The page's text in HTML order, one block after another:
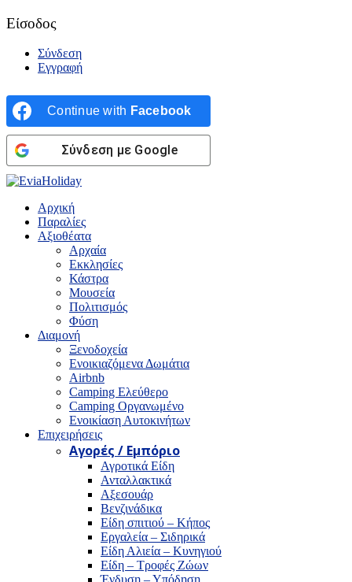
Είσοδος
Σύνδεση
Εγγραφή
Continue with Facebook
Σύνδεση με Google
Αρχική
Παραλίες
Αξιοθέατα
Αρχαία
Εκκλησίες
Κάστρα
Μουσεία
Πολιτισμός
Φύση
Διαμονή
Ξενοδοχεία
Ενοικιαζόμενα Δωμάτια
Airbnb
Camping Ελεύθερο
Camping Οργανωμένο
Ενοικίαση Αυτοκινήτων
Επιχειρήσεις
Αγορές / Εμπόριο
Αγροτικά Είδη
Ανταλλακτικά
Αξεσουάρ
Βενζινάδικα
Είδη σπιτιού – Κήπος
Εργαλεία – Σιδηρικά
Είδη Αλιεία – Κυνηγιού
Είδη – Τροφές Ζώων